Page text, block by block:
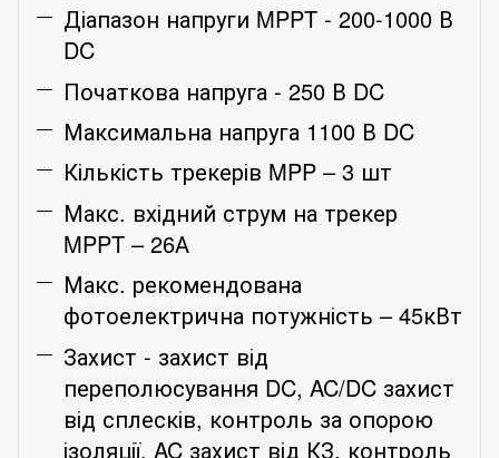
Діапазон напруги MPPT - 200-1000 В
DC
Початкова напруга - 250 В DC
Максимальна напруга 1100 В DC
Кількість трекерів MPP – 3 шт
Макс. вхідний струм на трекер
MPPT – 26А
Макс. рекомендована
фотоелектрична потужність – 45кВт
Захист - захист від
переполюсування DC, AC/DC захист
від сплесків, контроль за опорою
ізоляції, AC захист від КЗ, контроль